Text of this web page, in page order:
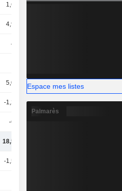
1,65 Md
4,92 Md
450 M
5,06 Md
-1,24 Md 1,01 Md -2,78 Md
-665 M
18,56 Md
-1,56 Md
Espace mes listes
Palmarès